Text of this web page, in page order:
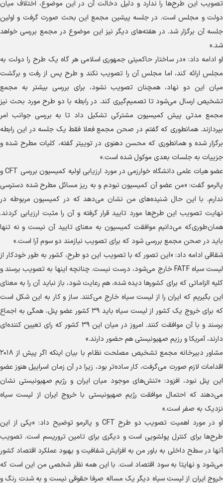
تصویب این طرح‌ها را ندارد و دلیل دخالت آن در این موضوع، اختلاف میان
دولت و مجلس است. در جلسه پیشین مجمع این بحث صورت گرفت و اولین
جلسه آن برگزار شد. در هفته‌های دیگر نیز این موضوع در مجمع بررسی خواهد
شد.»
او ادامه داد: «در ساختار حاکمیتی جمهوری اسلامی هر گاه یک طرح را دولت به
مجلس ارائه کند، اما مجلس آن را تصویب نکند و طرح پس از رفت و برگشت
میان این دو نهاد، همچنان تصویب نشود، برای بررسی بیشتر به مجمع
تشخیص ارسال می‌شود تا تصمیم‌گیری کند. در رابطه با دو طرح مورد بحث نیز
مجمع مدتی پیش کمیسیون مشترکی تشکیل داد تا به بررسی جوانب امر
بپردازند. همانطوری که گفتم در صحن مجمع فعلا فقط یک جلسه در این رابطه
برگزار شده و همانطوری که محسن دهنوی در توییتر گفته، کلیات مطرح شده و
جزییات به جلسات بعدی موکول شده است.»
عضو هیات علمی دانشگاه خوارزمی در مورد ارزیابی اولیه کمیسیون بررسی CFT و
پالرمو گفت: «من عضو آن کمیسیون نبودم و به ریز مسائل مطرح شده دسترسی
ندارم. با این حال شنیده‌های من نشان می‌دهد که در کمیسیون مربوطه در
نهایت تصویب این طرح‌ها مورد تایید قرار گرفته و آن را مثبت ارزیابی کردند.
همان‌طوری‌که می‌دانیم موافقت کمیسیون به معنای تایید آن نیست و نه تنها
باید در صحن مجمع بررسی شود که برای تصویب نیازمند دو سوم آرا است.»
شقاقی ادامه داد: «این تصور که با تصویب این دو طرح، کشور به طور خودکار از
لیست سیاه FATF خارج می‌شود، درست نیست. چنانچه اینها به تصویب برسند و
کلیه الزاماتی که برای کشور‌ها دیده شده، هم رعایت شود، باز نباید آن را به معنای
این بگیریم که ایران را از لیست سیاه خارج می‌کنند. ساز و کار به این شکل است
که برای خروج یک کشور از لیست سیاه باید ۳۹ کشور عضو پنل، همگی به اجماع
برسند و با آن موافقت کنند. امروز در میان این ۳۹ کشور که رای تعیین کننده‌ای
دارند، آمریکا و رزیم صهیونیستی هم حضور دارند.»
مشاور دبیرخانه مجمع تشخیص مصلحت نظام با بیان اینکه اگر پیش از ۲۰۱۸
اقدامات لازم صورت می‌گرفت، کار ساده‌تر بود، زیرا در آن زمان اسراییل هنوز عضو
این پنل نبود، افزود: «تنش‌های موجود میان ایران و رژیم صهیونیستی نشان
می‌دهند که احتمال موافقت رژیم صهیونیستی با خروج ایران از لیست سیاه
نزدیک به صفر است.»
او در مورد اهمیت تصویب دو طرح CFT و پالرمو توضیح داد: «یکی از این
طرح‌ها برای کنترل پولشویی است و دیگری برای تامین تروریسم است. تصویب
آنها در سطح داخلی به باور من به افزایش شفافیت و بهبود عملکرد اقتصاد کشور
می‌شود و نهایتا به سود اقتصاد است. با این همه نظر شخصی من این است که
خروج ایران از لیست سیاه دیگر یک مساله صرفا حقوقی نیست و به شدت رنگ و